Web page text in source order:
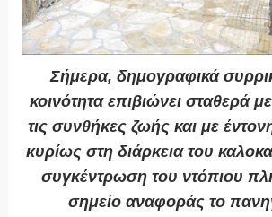
Σήμερα, δημογραφικά
κοινότητα επιβιώνει σταθερά
τις συνθήκες ζωής και με
κυρίως στη διάρκεια του
συγκέντρωση του ντόπιου
σημείο αναφοράς το